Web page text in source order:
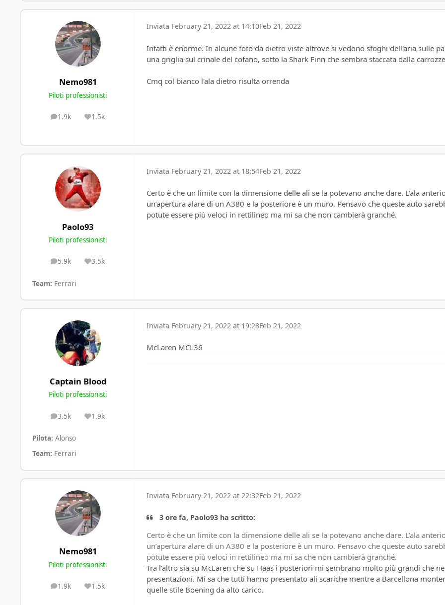
Nemo981
Piloti professionisti
1.9k
posts 1.5k
Reputation
Inviata February 21, 2022 at 14:10Feb 21, 2022
Infatti è enorme. In alcune foto da dietro viste altrove si vedono sfoghi dell'aria sulle
una griglia sul crinale del cofano, sotto la Shark Finn che sembra staccata dalla
Cmq col bianco l'ala dietro risulta orrenda
Paolo93
Piloti professionisti
5.9k
posts 3.5k
Reputation
Team: Ferrari
Inviata February 21, 2022 at 18:54Feb 21, 2022
Certo è che un limite con la dimensione delle ali se la potevano anche dare. L’ala
un’apertura alare di un A380 e la posteriore è un muro. Pensavo che queste auto
potute essere più veloci in rettilineo ma mi sa che non cambierà granché.
Captain Blood
Piloti professionisti
3.5k
posts 1.9k
Reputation
Pilota: Alonso
Team: Ferrari
Inviata February 21, 2022 at 19:28Feb 21, 2022
McLaren MCL36
Nemo981
Piloti professionisti
1.9k
posts 1.5k
Reputation
Inviata February 21, 2022 at 22:32Feb 21, 2022
3 ore fa, Paolo93 ha scritto:
Certo è che un limite con la dimensione delle ali se la potevano anche dare. L’ala
un’apertura alare di un A380 e la posteriore è un muro. Pensavo che queste auto
potute essere più veloci in rettilineo ma mi sa che non cambierà granché.
Tra l'altro sia su McLaren che su Haas i posteriori mi sembrano molto più grandi che
presentazioni. Mi sa che tutti hanno presentato ali scariche mentre a Barcellona
quelle stile Boening da alto carico.